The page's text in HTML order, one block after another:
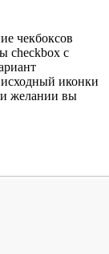
checkbox с
иконки
желании вы